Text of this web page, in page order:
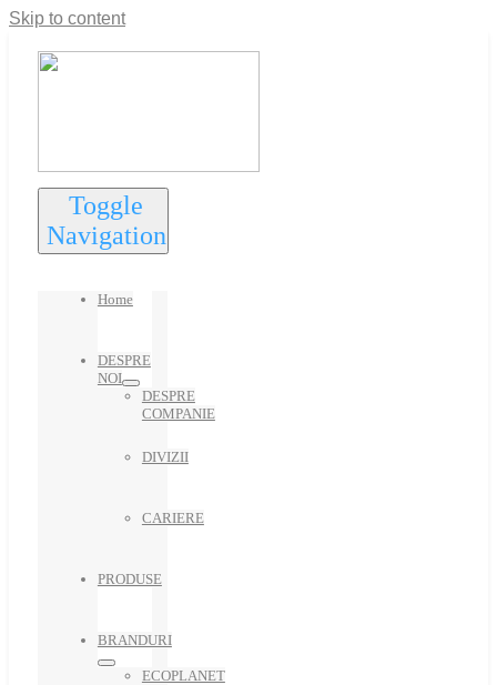
Skip to content
Toggle
Navigation
Home
DESPRE
NOI
DESPRE
COMPANIE
DIVIZII
CARIERE
PRODUSE
BRANDURI
ECOPLANET